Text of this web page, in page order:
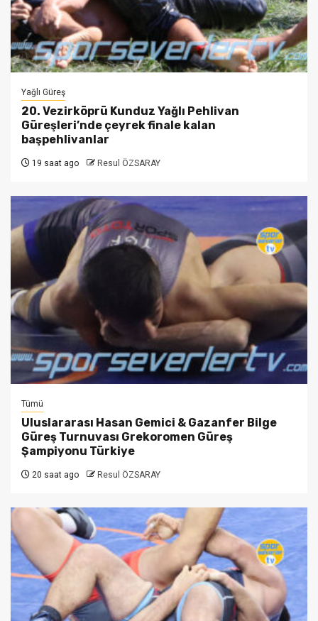
Yağlı Güreş
20. Vezirköprü Kunduz Yağlı Pehlivan
Güreşleri’nde çeyrek finale kalan
başpehlivanlar
19 saat ago Resul ÖZSARAY
Tümü
Uluslararası Hasan Gemici & Gazanfer Bilge
Güreş Turnuvası Grekoromen Güreş
Şampiyonu Türkiye
20 saat ago Resul ÖZSARAY